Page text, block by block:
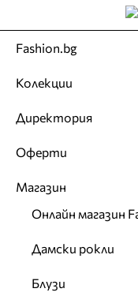
Fashion.bg
Колекции
Директория
Оферти
Магазин
Онлайн магазин
Дамски рокли
Блузи